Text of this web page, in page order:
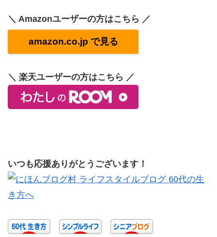
＼ Amazonユーザーの方はこちら ／
amazon.co.jp で見る
＼ 楽天ユーザーの方はこちら ／
いつも応援ありがとうございます！